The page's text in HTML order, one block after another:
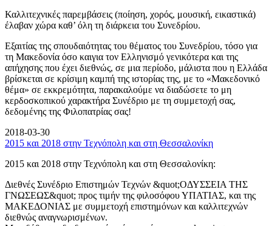
Καλλιτεχνικές παρεμβάσεις (ποίηση, χορός, μουσική, εικαστικά)
έλαβαν χώρα καθ’ όλη τη διάρκεια του Συνεδρίου.
Εξαιτίας της σπουδαιότητας του θέματος του Συνεδρίου, τόσο για
τη Μακεδονία όσο καιγια τον Ελληνισμό γενικότερα και της
απήχησης που έχει διεθνώς, σε μια περίοδο, μάλιστα που η Ελλάδα
βρίσκεται σε κρίσιμη καμπή της ιστορίας της, με το «Μακεδονικό
θέμα» σε εκκρεμότητα, παρακαλούμε να διαδώσετε το μη
κερδοσκοπικού χαρακτήρα Συνέδριο με τη συμμετοχή σας,
δεδομένης της Φιλοπατρίας σας!
2018-03-30
2015 και 2018 στην Τεχνόπολη και στη Θεσσαλονίκη
2015 και 2018 στην Τεχνόπολη και στη Θεσσαλονίκη:
Διεθνές Συνέδριο Επιστημών Τεχνών &quot;ΟΔΥΣΣΕΙΑ ΤΗΣ
ΓΝΩΣΕΩΣ&quot; προς τιμήν της φιλοσόφου ΥΠΑΤΙΑΣ, και της
ΜΑΚΕΔΟΝΙΑΣ με συμμετοχή επιστημόνων και καλλιτεχνών
διεθνώς αναγνωρισμένων.